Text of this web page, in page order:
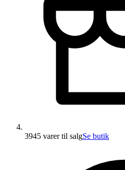
3945 varertil salgSe butik